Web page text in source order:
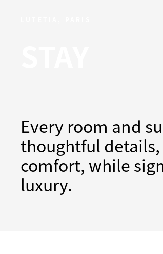
Every room and
thoughtful
comfort, while
luxury.